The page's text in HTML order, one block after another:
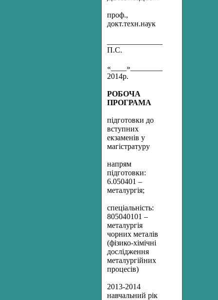
проф.,
докт.техн.наук
П.С.
«____»_____________
2014р.
РОБОЧА
ПРОГРАМА
підготовки до
вступних
екзаменів у
магістратуру
напрям
підготовки:
6.050401 –
металургія;
спеціальність:
805040101 –
металургія
чорних металів
(фізико-хімічні
дослідження
металургійних
процесів)
2013-2014
навчальний рік